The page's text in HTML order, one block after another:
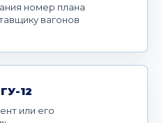
номер плана
вагонов
12
или его